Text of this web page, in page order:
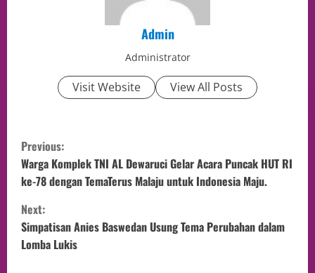
Admin
Administrator
Visit Website View All Posts
Previous:
Warga Komplek TNI AL Dewaruci Gelar Acara Puncak HUT RI
ke-78 dengan TemaTerus Malaju untuk Indonesia Maju.
Next:
Simpatisan Anies Baswedan Usung Tema Perubahan dalam
Lomba Lukis